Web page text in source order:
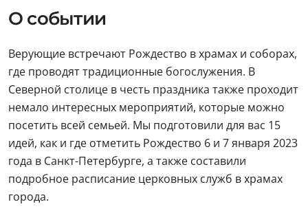
О событии
Верующие встречают Рождество в храмах и соборах,
где проводят традиционные богослужения. В
Северной столице в честь праздника также проходит
немало интересных мероприятий, которые можно
посетить всей семьей. Мы подготовили для вас 15
идей, как и где отметить Рождество 6 и 7 января 2023
года в Санкт-Петербурге, а также составили
подробное расписание церковных служб в храмах
города.